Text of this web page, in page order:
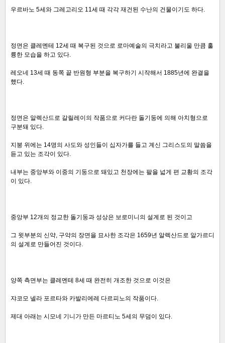
우르바노 5세와 그레고리오 11세 때 각각 재건된 수난의 건물이기도 하다.
정면은 클레멘테 12세 때 복구된 것으로 로마예술의 극치라고 불리울 만큼 훌
륭한 모습을 하고 있다.
레오네 13세 때 동쪽 끝 반원형 부분을 복구하기 시작해서 1885년에 완결을
했다.
정면은 알렉산드로 갈릴레이의 작품으로 커다란 돌기둥에 의해 아치형으로
구분돼 있다.
지붕 위에는 14명의 사도와 성인들이 십자가를 들고 계신 그리스도의 말씀을
듣고 있는 조각이 있다.
내부는 중앙부와 이중의 기둥으로 돼있고 천장에는 팔을 넓게 편 교황의 조각
이 있다.
중앙부 12개의 정교한 돌기둥과 성상은 보로미니의 설계로 된 것이고
그 윗부분의 신약, 구약의 장면을 묘사한 조각은 1659년 알렉산드로 알가르디
의 설계로 만들어진 것이다.
양쪽 측면부는 클레멘테 8세 때 완전히 개조한 것으로 이것은
쟈코모 넬라 포르타와 카발리에레 다르피노의 작품이다.
제대 아래는 시모네 기니가 만든 마르티노 5세의 무덤이 있다.